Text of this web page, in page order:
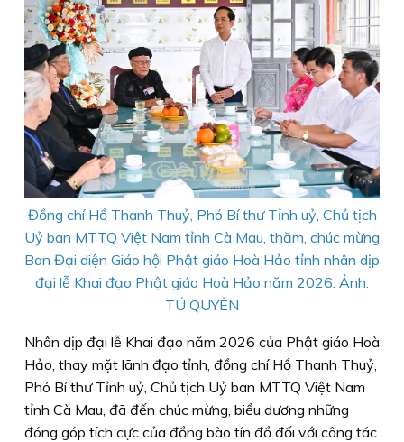
Đồng chí Hồ Thanh Thuỷ, Phó Bí thư Tỉnh uỷ, Chủ tịch
Uỷ ban MTTQ Việt Nam tỉnh Cà Mau, thăm, chúc mừng
Ban Đại diện Giáo hội Phật giáo Hoà Hảo tỉnh nhân dịp
đại lễ Khai đạo Phật giáo Hoà Hảo năm 2026. Ảnh:
TÚ QUYÊN
Nhân dịp đại lễ Khai đạo năm 2026 của Phật giáo Hoà
Hảo, thay mặt lãnh đạo tỉnh, đồng chí Hồ Thanh Thuỷ,
Phó Bí thư Tỉnh uỷ, Chủ tịch Uỷ ban MTTQ Việt Nam
tỉnh Cà Mau, đã đến chúc mừng, biểu dương những
đóng góp tích cực của đồng bào tín đồ đối với công tác